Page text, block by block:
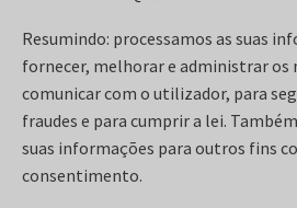
Resumindo: processamos as suas
fornecer, melhorar e administrar os
comunicar com o utilizador, para
fraudes e para cumprir a lei.
suas informações para outros fins
consentimento.